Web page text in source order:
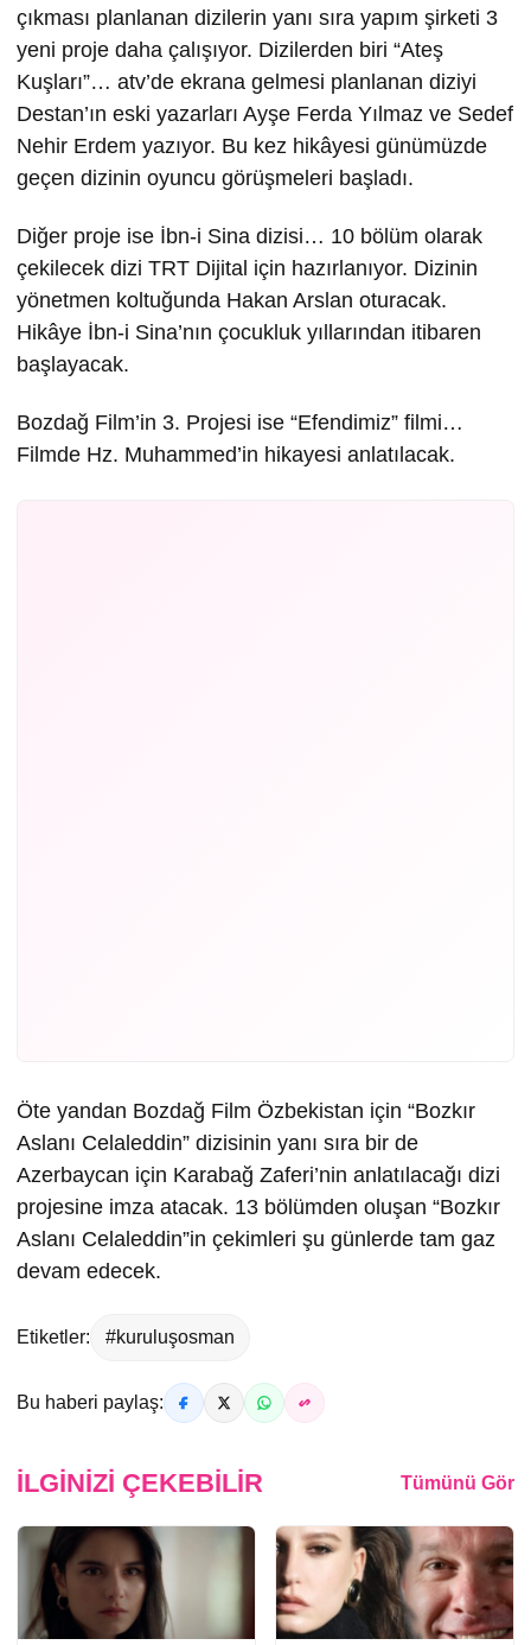
çıkması planlanan dizilerin yanı sıra yapım şirketi 3
yeni proje daha çalışıyor. Dizilerden biri “Ateş
Kuşları”… atv’de ekrana gelmesi planlanan diziyi
Destan’ın eski yazarları Ayşe Ferda Yılmaz ve Sedef
Nehir Erdem yazıyor. Bu kez hikâyesi günümüzde
geçen dizinin oyuncu görüşmeleri başladı.
Diğer proje ise İbn-i Sina dizisi… 10 bölüm olarak
çekilecek dizi TRT Dijital için hazırlanıyor. Dizinin
yönetmen koltuğunda Hakan Arslan oturacak.
Hikâye İbn-i Sina’nın çocukluk yıllarından itibaren
başlayacak.
Bozdağ Film’in 3. Projesi ise “Efendimiz” filmi…
Filmde Hz. Muhammed’in hikayesi anlatılacak.
Öte yandan Bozdağ Film Özbekistan için “Bozkır
Aslanı Celaleddin” dizisinin yanı sıra bir de
Azerbaycan için Karabağ Zaferi’nin anlatılacağı dizi
projesine imza atacak. 13 bölümden oluşan “Bozkır
Aslanı Celaleddin”in çekimleri şu günlerde tam gaz
devam edecek.
Etiketler: #kuruluşosman
Bu haberi paylaş:
İLGINIZI ÇEKEBILIR Tümünü Gör